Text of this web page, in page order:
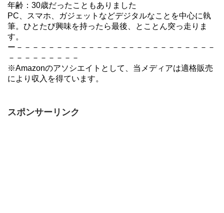
年齢：30歳だったこともありました
PC、スマホ、ガジェットなどデジタルなことを中心に執
筆。ひとたび興味を持ったら最後、とことん突っ走りま
す。
ー－－－－－－－－－－－－－－－－－－－－－－－－－
－－－－－－－－－
※Amazonのアソシエイトとして、当メディアは適格販売
により収入を得ています。
スポンサーリンク